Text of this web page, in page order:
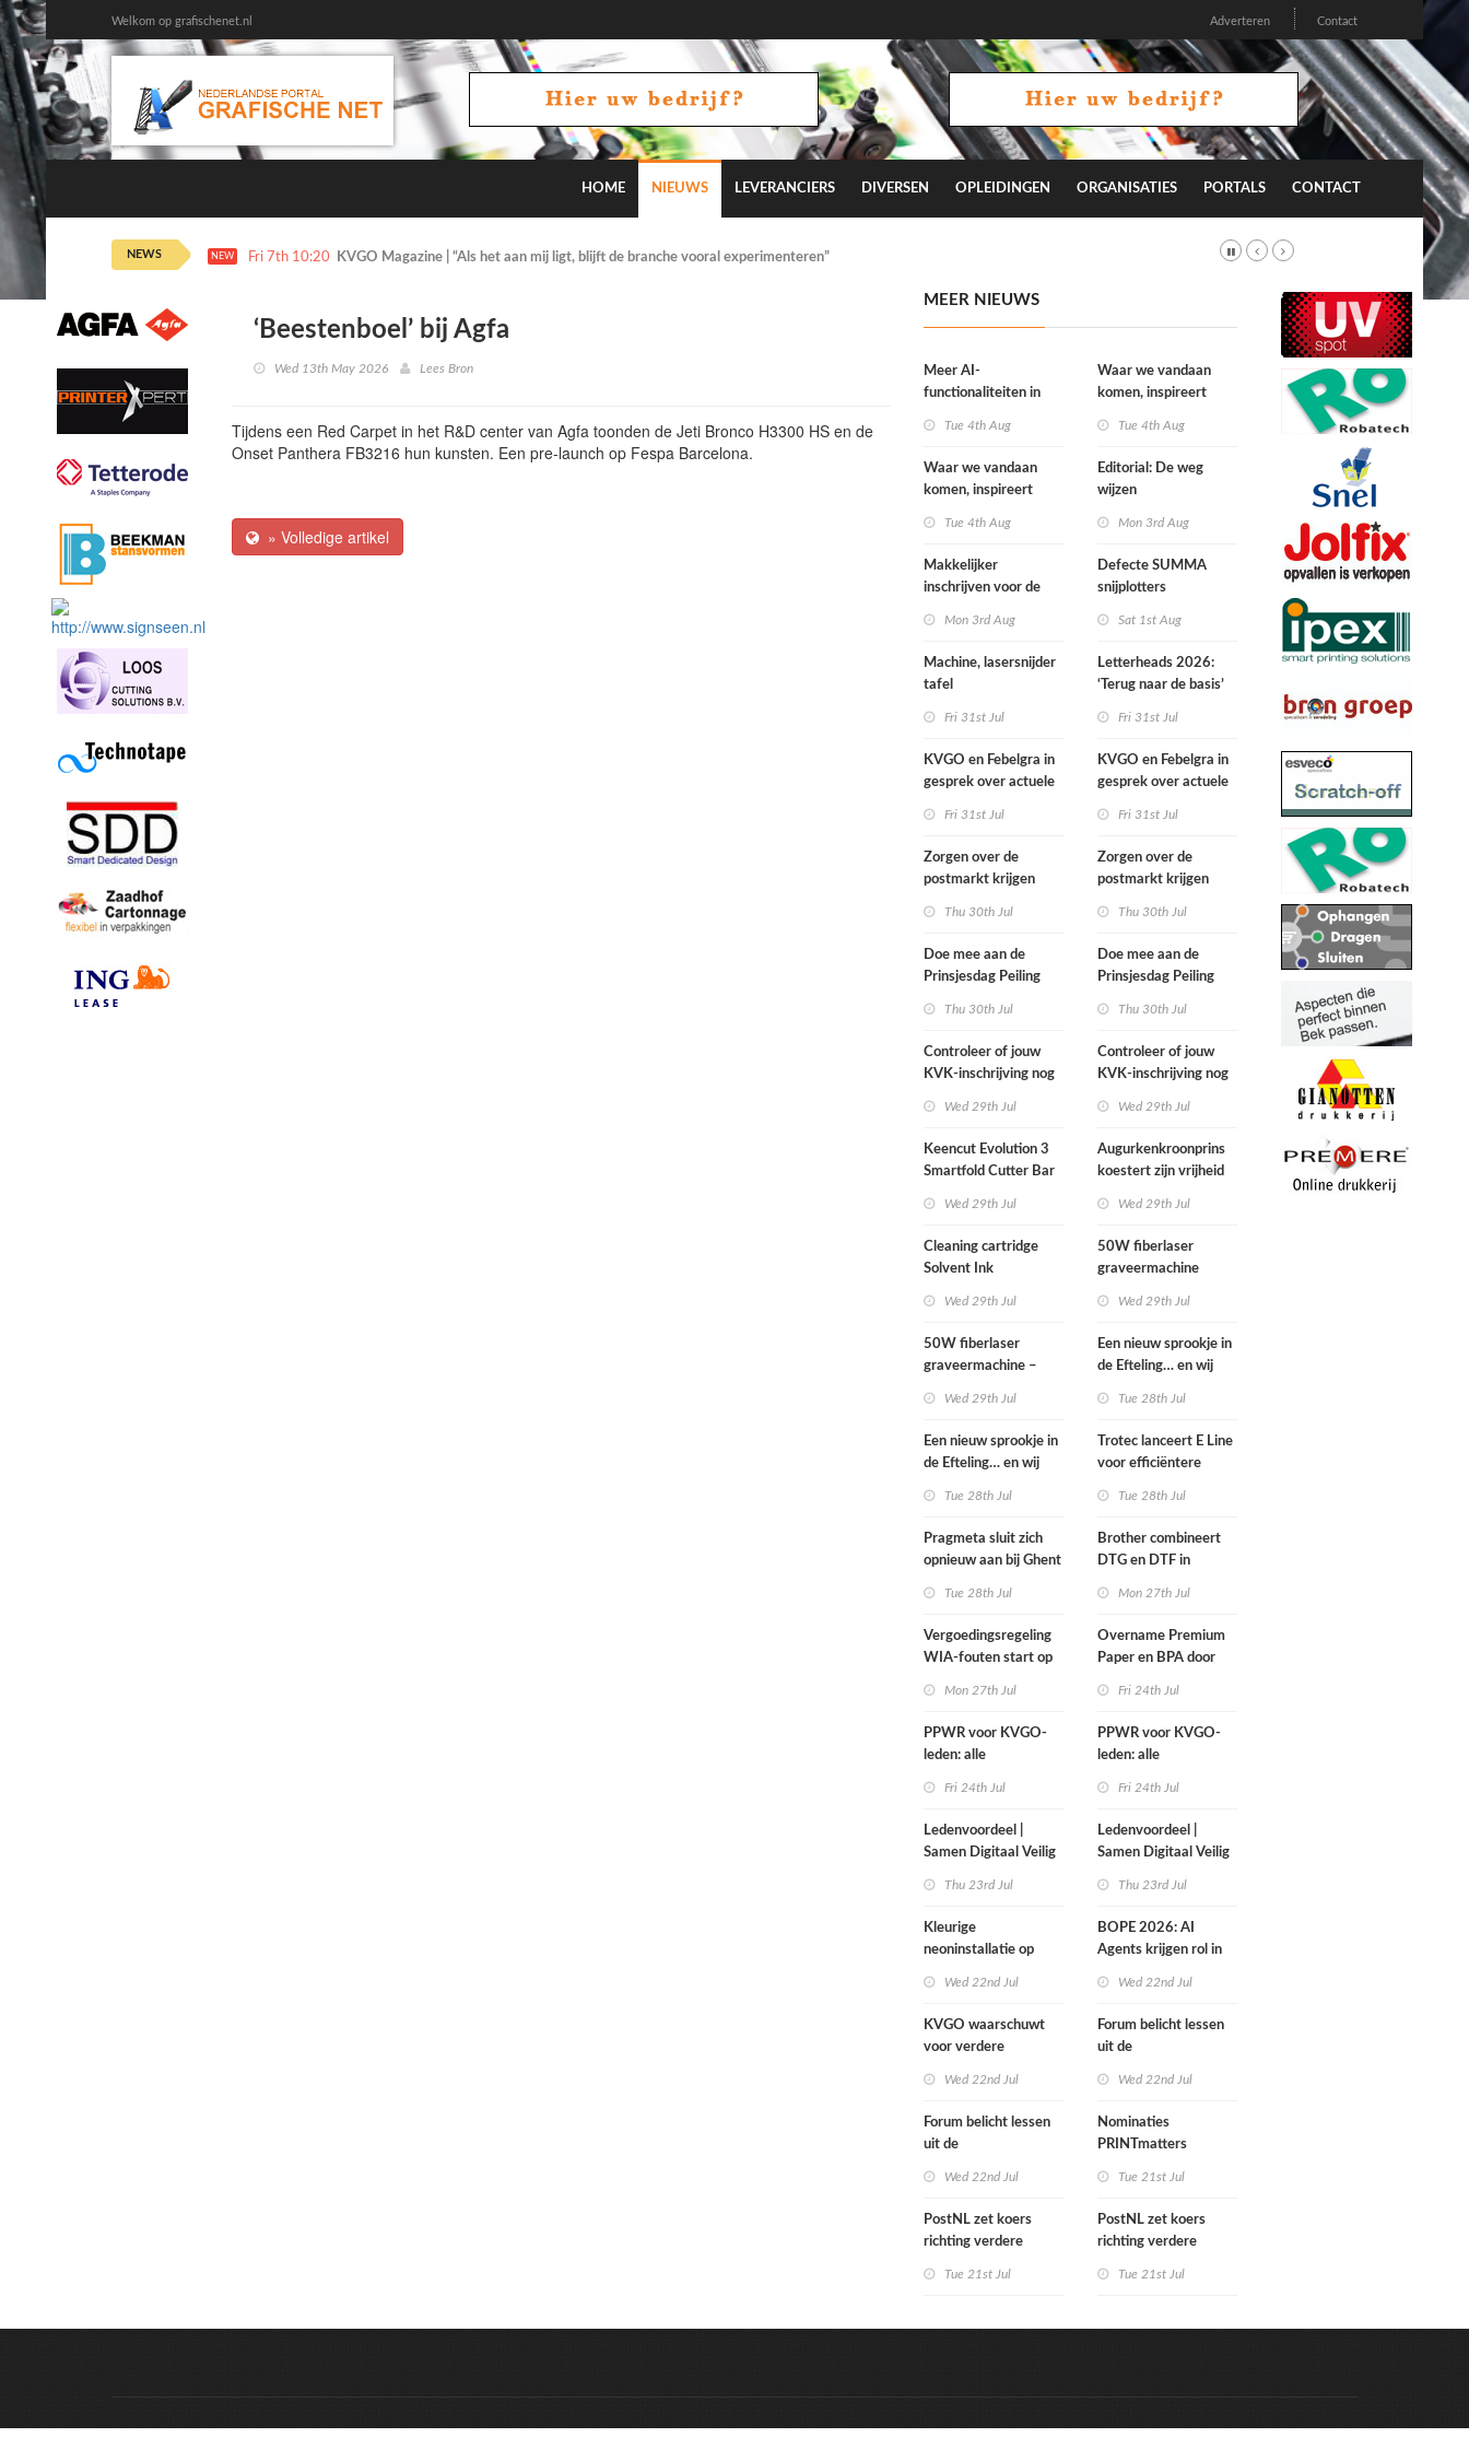
Welkom op grafischenet.nl Adverteren Contact
HOME NIEUWS LEVERANCIERS DIVERSEN OPLEIDINGEN ORGANISATIES PORTALS CONTACT
NEWS NEW Fri 7th 10:20 KVGO Magazine | “Als het aan mij ligt, blijft de branche vooral experimenteren”
‘Beestenboel’ bij Agfa
Wed 13th May 2026 Lees Bron
Tijdens een Red Carpet in het R&D center van Agfa toonden de Jeti Bronco H3300 HS en de
Onset Panthera FB3216 hun kunsten. Een pre-launch op Fespa Barcelona.
» Volledige artikel
MEER NIEUWS
Meer AI-
functionaliteiten in
Tue 4th Aug
Waar we vandaan
komen, inspireert
Tue 4th Aug
Makkelijker
inschrijven voor de
Mon 3rd Aug
Machine, lasersnijder
tafel
Fri 31st Jul
KVGO en Febelgra in
gesprek over actuele
Fri 31st Jul
Zorgen over de
postmarkt krijgen
Thu 30th Jul
Doe mee aan de
Prinsjesdag Peiling
Thu 30th Jul
Controleer of jouw
KVK-inschrijving nog
Wed 29th Jul
Keencut Evolution 3
Smartfold Cutter Bar
Wed 29th Jul
Cleaning cartridge
Solvent Ink
Wed 29th Jul
50W fiberlaser
graveermachine –
Wed 29th Jul
Een nieuw sprookje in
de Efteling… en wij
Tue 28th Jul
Pragmeta sluit zich
opnieuw aan bij Ghent
Tue 28th Jul
Vergoedingsregeling
WIA-fouten start op
Mon 27th Jul
PPWR voor KVGO-
leden: alle
webinar overzichtelijk
op één plek
Fri 24th Jul
Ledenvoordeel |
Samen Digitaal Veilig
Thu 23rd Jul
Kleurige
neoninstallatie op
Wed 22nd Jul
KVGO waarschuwt
voor verdere
Wed 22nd Jul
Forum belicht lessen
uit de
Wed 22nd Jul
PostNL zet koers
richting verdere
de rekening
Tue 21st Jul
Waar we vandaan
komen, inspireert
Tue 4th Aug
Editorial: De weg
wijzen
Mon 3rd Aug
Defecte SUMMA
snijplotters
Sat 1st Aug
Letterheads 2026:
‘Terug naar de basis’
Fri 31st Jul
KVGO en Febelgra in
gesprek over actuele
Fri 31st Jul
Zorgen over de
postmarkt krijgen
Thu 30th Jul
Doe mee aan de
Prinsjesdag Peiling
Thu 30th Jul
Controleer of jouw
KVK-inschrijving nog
Wed 29th Jul
Augurkenkroonprins
koestert zijn vrijheid
Wed 29th Jul
50W fiberlaser
graveermachine
Wed 29th Jul
Een nieuw sprookje in
de Efteling… en wij
Tue 28th Jul
Trotec lanceert E Line
voor efficiëntere
Tue 28th Jul
Brother combineert
DTG en DTF in
Mon 27th Jul
Overname Premium
Paper en BPA door
Fri 24th Jul
PPWR voor KVGO-
leden: alle
webinar overzichtelijk
op één plek
Fri 24th Jul
Ledenvoordeel |
Samen Digitaal Veilig
Thu 23rd Jul
BOPE 2026: AI
Agents krijgen rol in
Wed 22nd Jul
Forum belicht lessen
uit de
Wed 22nd Jul
Nominaties
PRINTmatters
Tue 21st Jul
PostNL zet koers
richting verdere
de rekening
Tue 21st Jul